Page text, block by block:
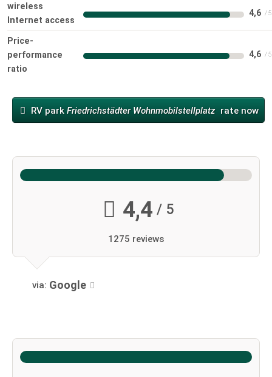
wireless
Internet access
4,6
Price-
performance
ratio
4,6
RV park Friedrichstädter Wohnmobilstellplatz rate now
4,4 / 5
1275 reviews
via: Google